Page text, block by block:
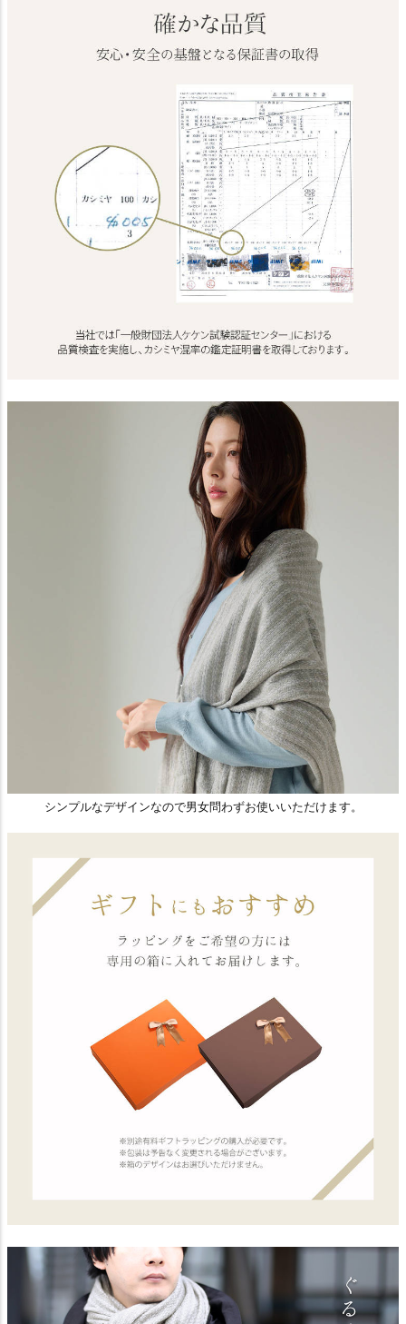
シンプルなデザインなので男女問わずお使いいただけます。